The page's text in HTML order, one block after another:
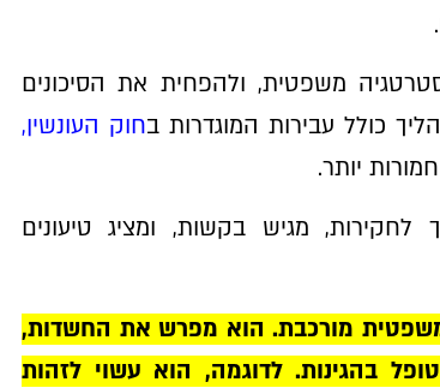
משפטית, ולהפחית את הסיכונים
כולל עבירות המוגדרות בחוק העונשין,
יותר.
לחקירות, מגיש בקשות, ומציג טיעונים
משפטית מורכבת. הוא מפרש את החשדות,
בהגינות. לדוגמה, הוא עשוי לזהות